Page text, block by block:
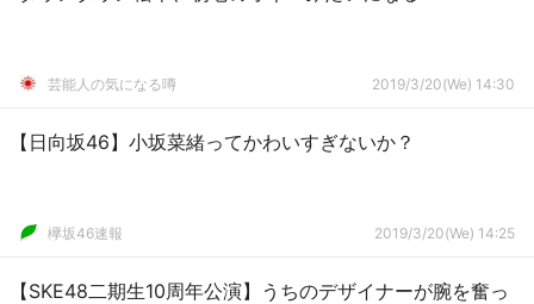
芸能人の気になる噂 2019/3/20(We) 14:30
【日向坂46】小坂菜緒ってかわいすぎないか？
欅坂46速報 2019/3/20(We) 14:25
【SKE48二期生10周年公演】うちのデザイナーが腕を奮っ